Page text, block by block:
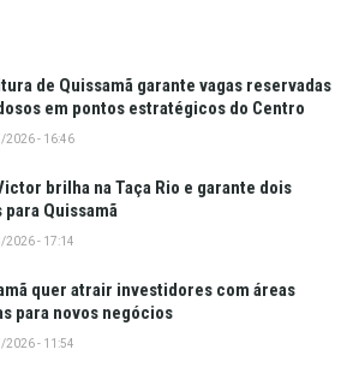
de Quissamã garante vagas reservadas
em pontos estratégicos do Centro
2026 - 16:46
brilha na Taça Rio e garante dois
Quissamã
2026 - 17:14
quer atrair investidores com áreas
para novos negócios
2026 - 11:54